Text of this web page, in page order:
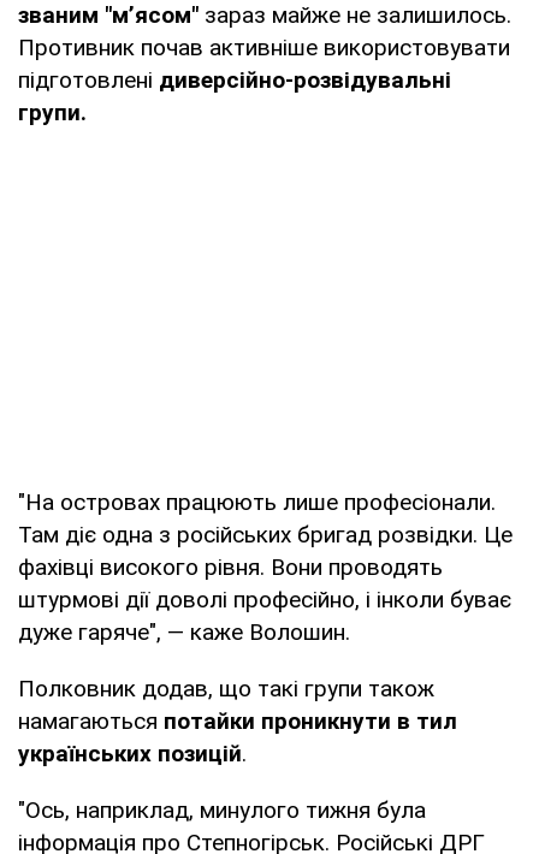
званим "м’ясом" зараз майже не залишилось.
Противник почав активніше використовувати
підготовлені диверсійно-розвідувальні
групи.
"На островах працюють лише професіонали.
Там діє одна з російських бригад розвідки. Це
фахівці високого рівня. Вони проводять
штурмові дії доволі професійно, і інколи буває
дуже гаряче", — каже Волошин.
Полковник додав, що такі групи також
намагаються потайки проникнути в тил
українських позицій.
"Ось, наприклад, минулого тижня була
інформація про Степногірськ. Російські ДРГ